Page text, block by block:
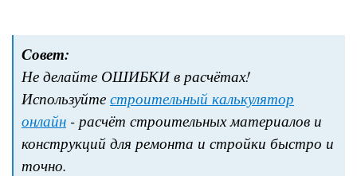
Совет:
Не делайте ОШИБКИ в расчётах!
Используйте строительный калькулятор
онлайн - расчёт строительных материалов и
конструкций для ремонта и стройки быстро и
точно.